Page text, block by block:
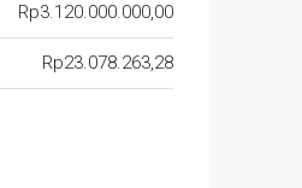
Rp3.120.000.000,00
Rp23.078.263,28